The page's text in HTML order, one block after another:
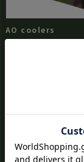
AO coolers
ランチクーラー ウッ